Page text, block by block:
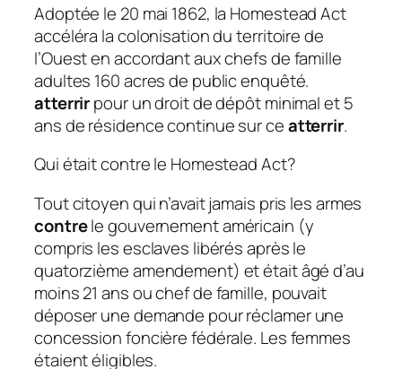
Adoptée le 20 mai 1862, la Homestead Act
accéléra la colonisation du territoire de
l’Ouest en accordant aux chefs de famille
adultes 160 acres de public enquêté.
atterrirpour un droit de dépôt minimal et 5
ans de résidence continue sur ceatterrir.
Qui était contre le Homestead Act?
Tout citoyen qui n’avait jamais pris les armes
contrele gouvernement américain (y
compris les esclaves libérés après le
quatorzième amendement) et était âgé d’au
moins 21 ans ou chef de famille, pouvait
déposer une demande pour réclamer une
concession foncière fédérale. Les femmes
étaient éligibles.